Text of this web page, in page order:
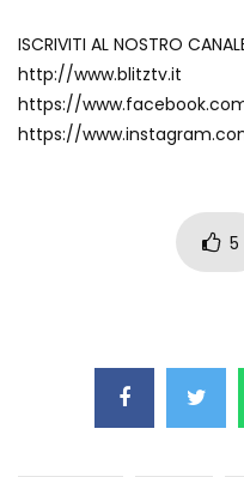
Gioia
container:
brillare
sequestro
ISCRIVITI AL NOSTRO
http://www.blitztv.it
https://
https://
5